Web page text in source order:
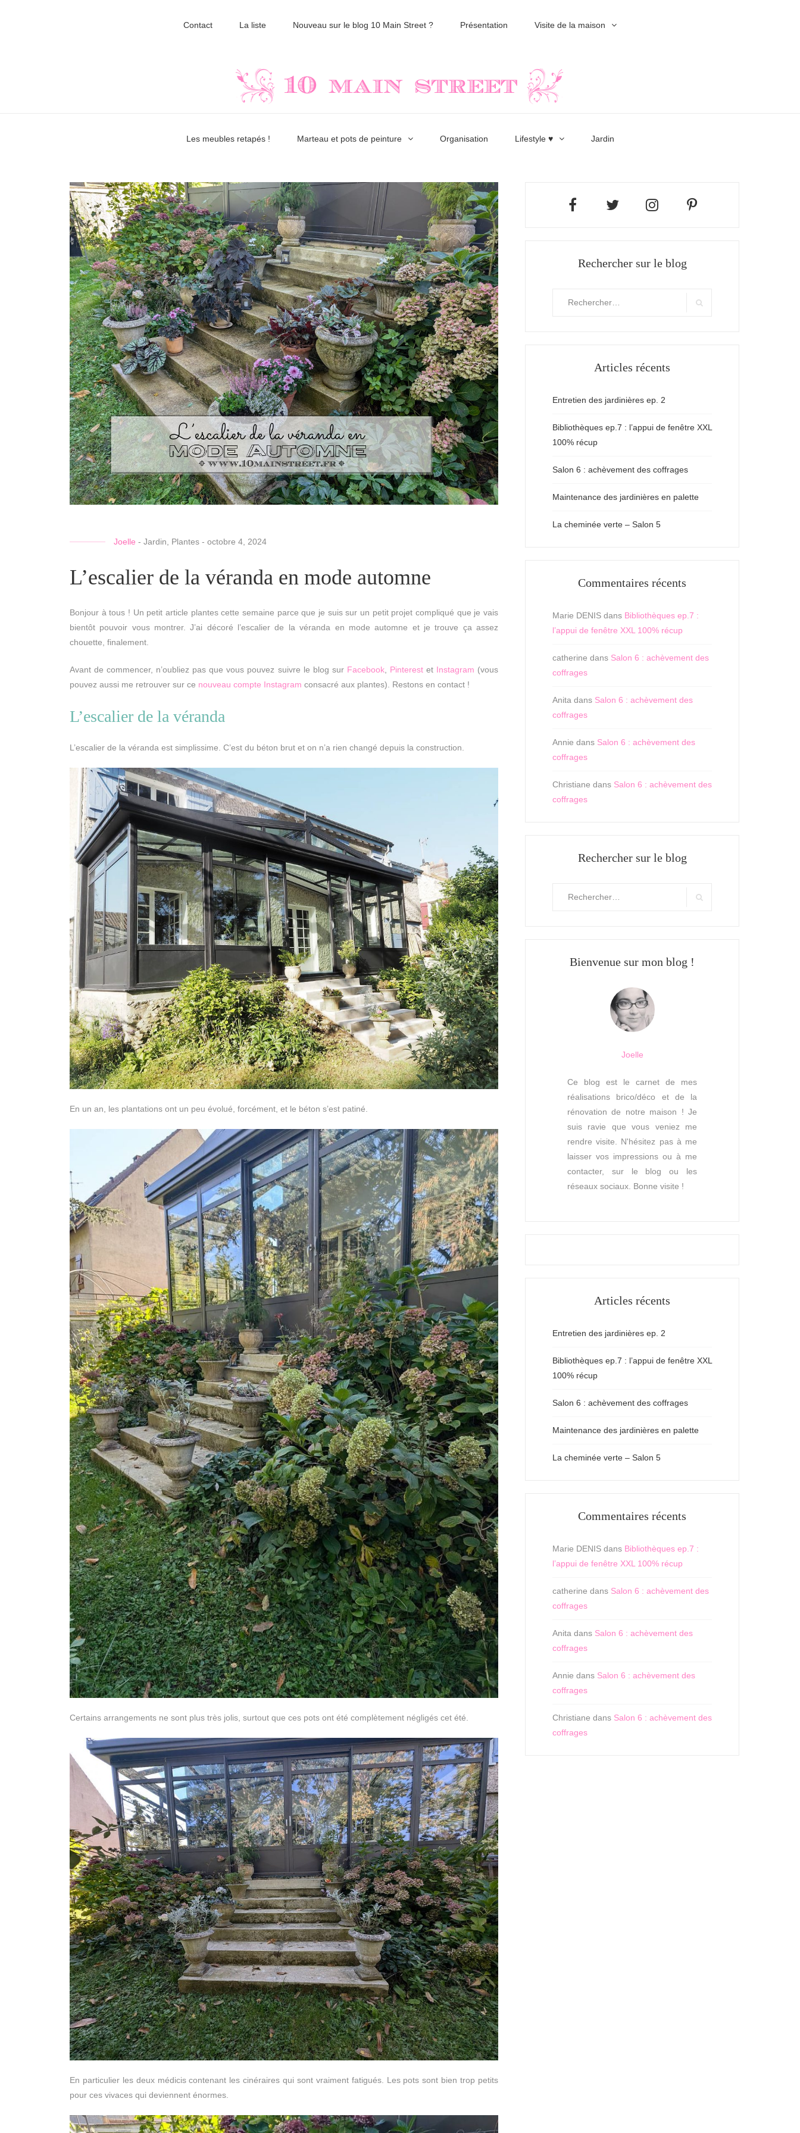
Contact La liste Nouveau sur le blog 10 Main Street ? Présentation Visite de la maison
Les meubles retapés ! Marteau et pots de peinture Organisation Lifestyle ♥ Jardin
Joelle - Jardin, Plantes - octobre 4, 2024
L’escalier de la véranda en mode automne
Bonjour à tous ! Un petit article plantes cette semaine parce que je suis sur un petit projet compliqué que je vais
bientôt pouvoir vous montrer. J’ai décoré l’escalier de la véranda en mode automne et je trouve ça assez
chouette, finalement.
Avant de commencer, n’oubliez pas que vous pouvez suivre le blog sur Facebook, Pinterestet Instagram (vous
pouvez aussi me retrouver sur ce nouveau compte Instagram consacré aux plantes). Restons en contact !
L’escalier de la véranda
L’escalier de la véranda est simplissime. C’est du béton brut et on n’a rien changé depuis la construction.
En un an, les plantations ont un peu évolué, forcément, et le béton s’est patiné.
Certains arrangements ne sont plus très jolis, surtout que ces pots ont été complètement négligés cet été.
En particulier les deux médicis contenant les cinéraires qui sont vraiment fatigués. Les pots sont bien trop petits
pour ces vivaces qui deviennent énormes.
Rechercher sur le blog
Articles récents
Entretien des jardinières ep. 2
Bibliothèques ep.7 : l’appui de fenêtre XXL
100% récup
Salon 6 : achèvement des coffrages
Maintenance des jardinières en palette
La cheminée verte – Salon 5
Commentaires récents
Marie DENIS dans Bibliothèques ep.7 :
l’appui de fenêtre XXL 100% récup
catherine dans Salon 6 : achèvement des
coffrages
Anita dans Salon 6 : achèvement des
coffrages
Annie dans Salon 6 : achèvement des
coffrages
Christiane dans Salon 6 : achèvement des
coffrages
Rechercher sur le blog
Bienvenue sur mon blog !
Joelle
Ce blog est le carnet de mes
réalisations brico/déco et de la
rénovation de notre maison ! Je
suis ravie que vous veniez me
rendre visite. N'hésitez pas à me
laisser vos impressions ou à me
contacter, sur le blog ou les
réseaux sociaux. Bonne visite !
Articles récents
Entretien des jardinières ep. 2
Bibliothèques ep.7 : l’appui de fenêtre XXL
100% récup
Salon 6 : achèvement des coffrages
Maintenance des jardinières en palette
La cheminée verte – Salon 5
Commentaires récents
Marie DENIS dans Bibliothèques ep.7 :
l’appui de fenêtre XXL 100% récup
catherine dans Salon 6 : achèvement des
coffrages
Anita dans Salon 6 : achèvement des
coffrages
Annie dans Salon 6 : achèvement des
coffrages
Christiane dans Salon 6 : achèvement des
coffrages